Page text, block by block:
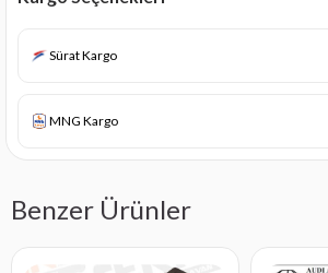
Sürat Kargo
MNG Kargo
Benzer Ürünler